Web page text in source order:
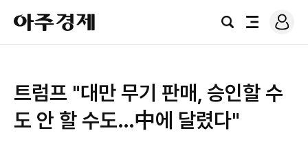
아
주
경
검
전
로
그
트럼프 "대만 무기 판매, 승인할 수
도 안 할 수도…中에 달렸다"